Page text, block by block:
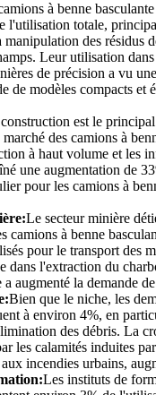
à benne
l'utilisation totale,
des résidus
Leur utilisation
de précision a vu
de modèles compacts et
est le
des camions à
à haut volume et les
une augmentation de
pour les camions à
Le secteur minière
camions à benne
pour le transport des
dans l'extraction du
augmenté la demande
Bien que le niche, les
à environ 4%, en
des débris. La
les calamités induites
incendies urbains,
Les instituts de